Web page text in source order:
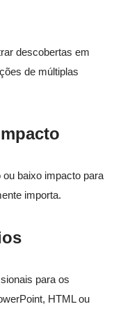
descobertas em
de múltiplas
baixo impacto para
importa.
para os
HTML ou